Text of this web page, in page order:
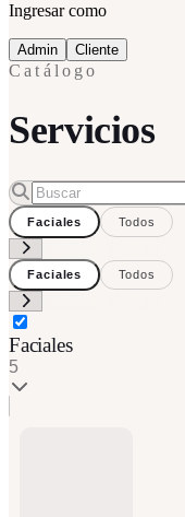
Ingresar como
Admin Cliente
Catálogo
Servicios
Faciales Todos
Faciales Todos
Faciales
5